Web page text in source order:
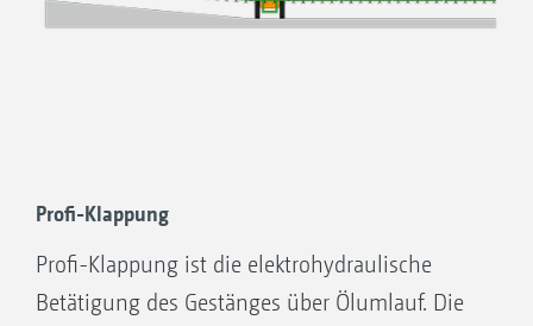
Profi-Klappung
Profi-Klappung ist die elektrohydraulische
Betätigung des Gestänges über Ölumlauf. Die